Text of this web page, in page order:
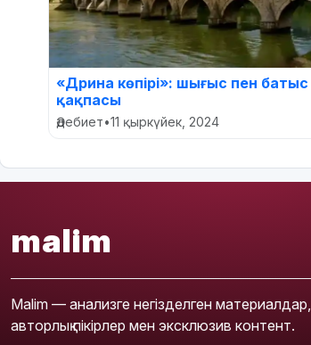
«Дрина көпірі»: шығыс пен батыс
қақпасы
Әдебиет•11 қыркүйек, 2024
malim
Malim — анализге негізделген материалдар,
авторлық пікірлер мен эксклюзив контент.